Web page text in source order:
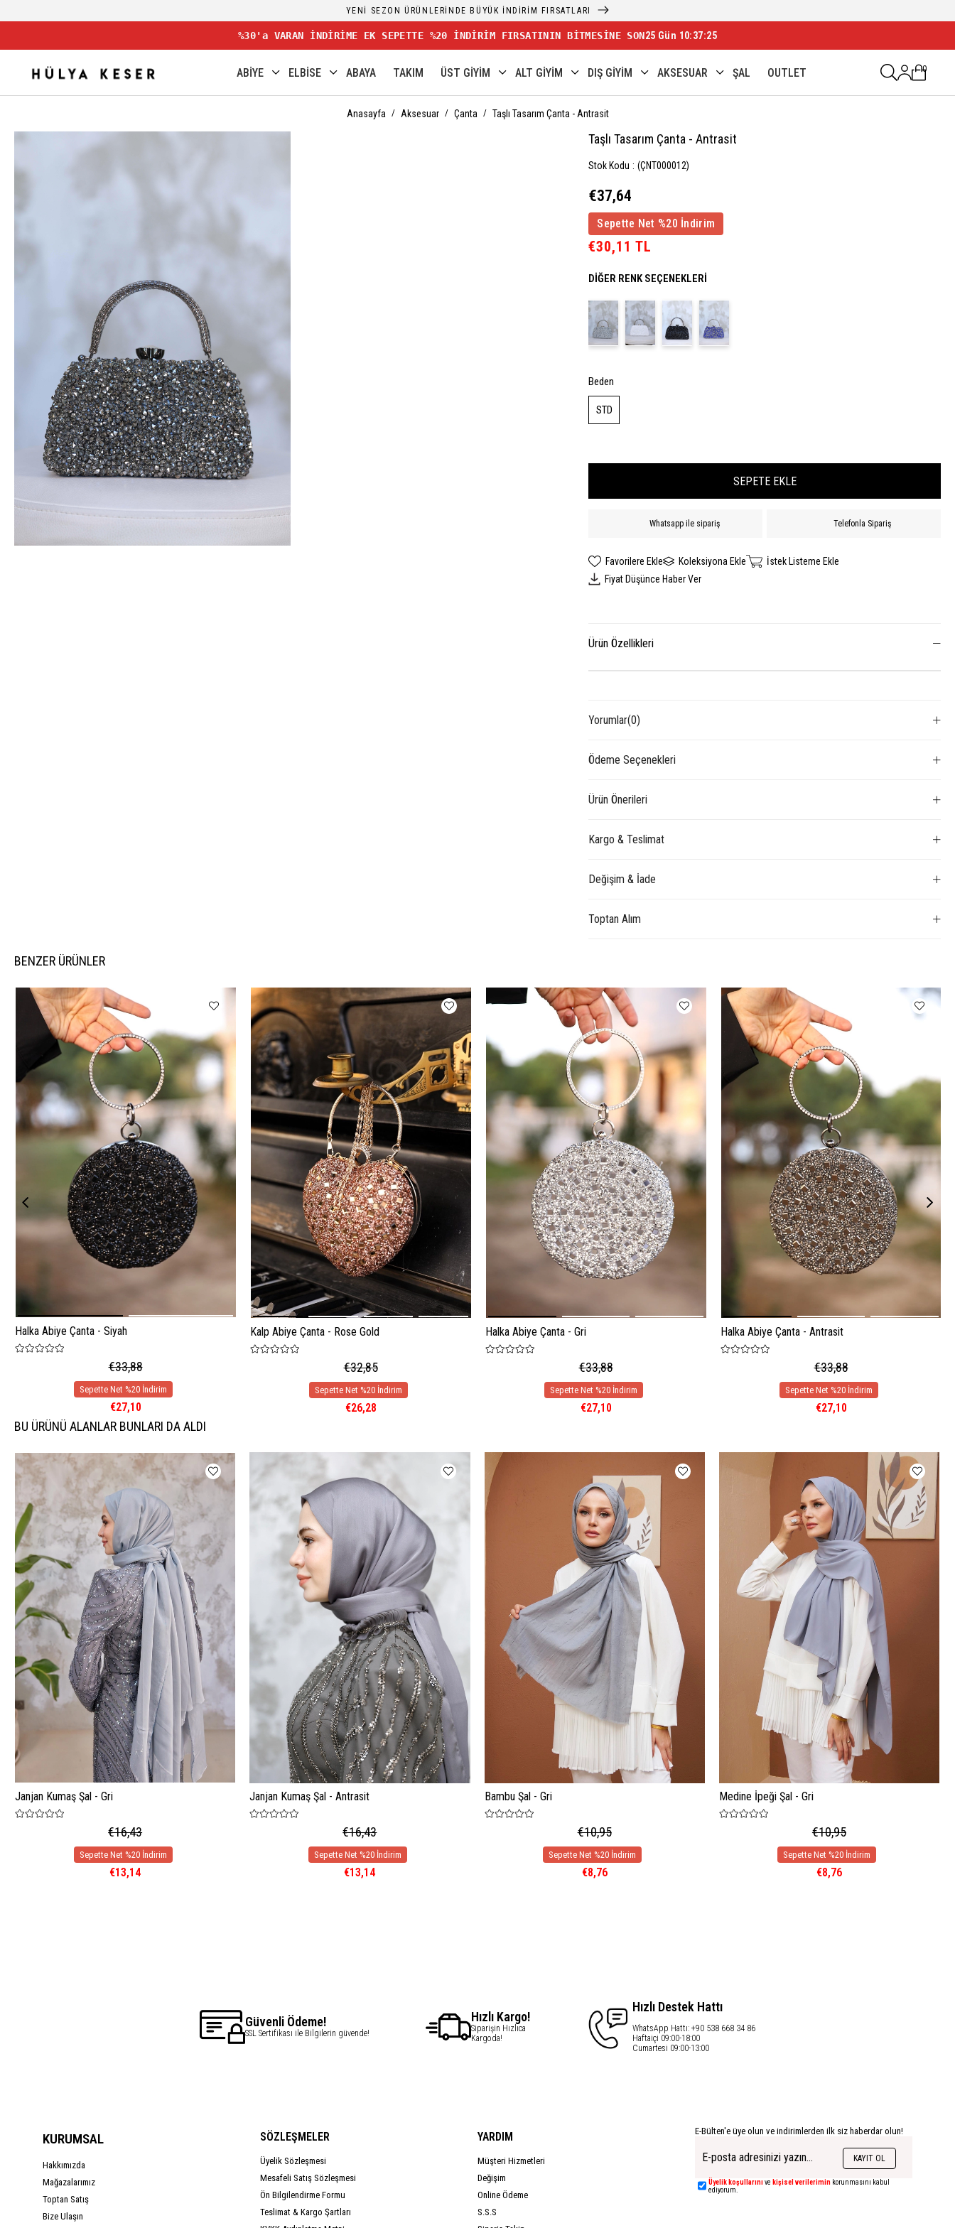
YENİ SEZON ÜRÜNLERİNDE BÜYÜK İNDİRİM FIRSATLARI
%30'a VARAN İNDİRİME EK SEPETTE %20 İNDİRİM FIRSATININ BİTMESİNE SON25 Gün 10:37:24
ABİYE ELBİSE ABAYA TAKIM ÜST GİYİM ALT GİYİM DIŞ GİYİM AKSESUAR ŞAL OUTLET 0
Anasayfa Aksesuar Çanta Taşlı Tasarım Çanta - Antrasit
Taşlı Tasarım Çanta - Antrasit
Stok Kodu (ÇNT000012)
€37,64
Sepette Net %20 İndirim
€30,11 TL
DIĞER RENK SEÇENEKLERI
Beden
STD
Whatsapp ile sipariş Telefonla Sipariş
Favorilere Ekle Koleksiyona Ekle
İstek Listeme Ekle
Fiyat Düşünce Haber Ver
Ürün Özellikleri
Yorumlar(0)
Ödeme Seçenekleri
Ürün Önerileri
Kargo & Teslimat
Değişim & İade
Toptan Alım
BENZER ÜRÜNLER
Halka Abiye Çanta - Siyah
€33,88
€27,10
Kalp Abiye Çanta - Rose Gold
€32,85
€26,28
Halka Abiye Çanta - Gri
€33,88
€27,10
Halka Abiye Çanta - Antrasit
€33,88
€27,10
BU ÜRÜNÜ ALANLAR BUNLARI DA ALDI
Janjan Kumaş Şal - Gri
€16,43
€13,14
Janjan Kumaş Şal - Antrasit
€16,43
€13,14
Bambu Şal - Gri
€10,95
€8,76
Medine İpeği Şal - Gri
€10,95
€8,76
Güvenli Ödeme!
SSL Sertifikası ile Bilgilerin güvende!
Hızlı Kargo!
Siparişin Hızlıca
Kargoda!
Hızlı Destek Hattı
WhatsApp Hattı: +90 538 668 34 86
Haftaiçi 09:00-18:00
Cumartesi 09:00-13:00
KURUMSAL
Hakkımızda
Mağazalarımız
Toptan Satış
Bize Ulaşın
SÖZLEŞMELER
Üyelik Sözleşmesi
Mesafeli Satış Sözleşmesi
Ön Bilgilendirme Formu
Teslimat & Kargo Şartları
YARDIM
Müşteri Hizmetleri
Değişim
Online Ödeme
S.S.S
E-Bülten'e üye olun ve indirimlerden ilk siz haberdar olun!
KAYIT OL
Üyelik koşullarınıve kişisel verilerimin korunmasını kabul
ediyorum.